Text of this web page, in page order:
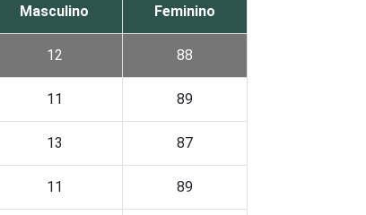
Masculino Feminino
12 88
11 89
13 87
11 89